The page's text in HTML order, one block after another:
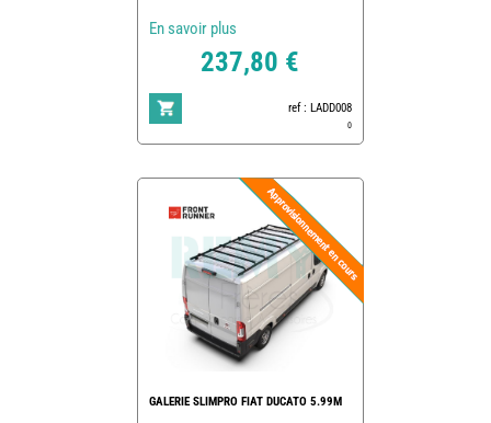
En savoir plus
237,80 €
ref : LADD008
0
GALERIE SLIMPRO FIAT DUCATO 5.99M